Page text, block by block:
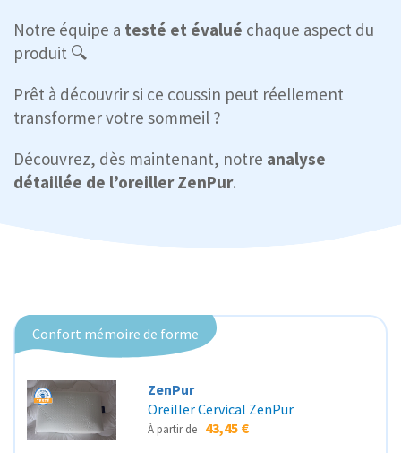
Notre équipe a testé et évalué chaque aspect du
produit 🔍
Prêt à découvrir si ce coussin peut réellement
transformer votre sommeil ?
Découvrez, dès maintenant, notre analyse
détaillée de l’oreiller ZenPur.
Confort mémoire de forme
ZenPur
Oreiller Cervical ZenPur
À partir de 43,45 €